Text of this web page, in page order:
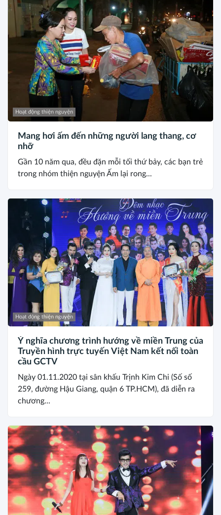
Hoạt động thiện nguyện
Mang hơi ấm đến những người lang thang, cơ
nhỡ
Gần 10 năm qua, đều đặn mỗi tối thứ bảy, các bạn trẻ
trong nhóm thiện nguyện Ấm lại rong...
Hoạt động thiện nguyện
Ý nghĩa chương trình hướng về miền Trung của
Truyền hình trực tuyến Việt Nam kết nối toàn
cầu GCTV
Ngày 01.11.2020 tại sân khấu Trịnh Kim Chi (Số số
259, đường Hậu Giang, quận 6 TP.HCM), đã diễn ra
chương...